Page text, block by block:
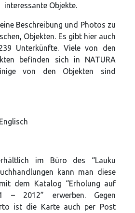
interessante Objekte.
Beschreibung und Photos zu
Objekten. Es gibt hier auch
Unterkünfte. Viele von den
befinden sich in NATURA
von den Objekten sind
im Büro des “Lauku
kann man diese
dem Katalog “Erholung auf
– 2012” erwerben. Gegen
ist die Karte auch per Post